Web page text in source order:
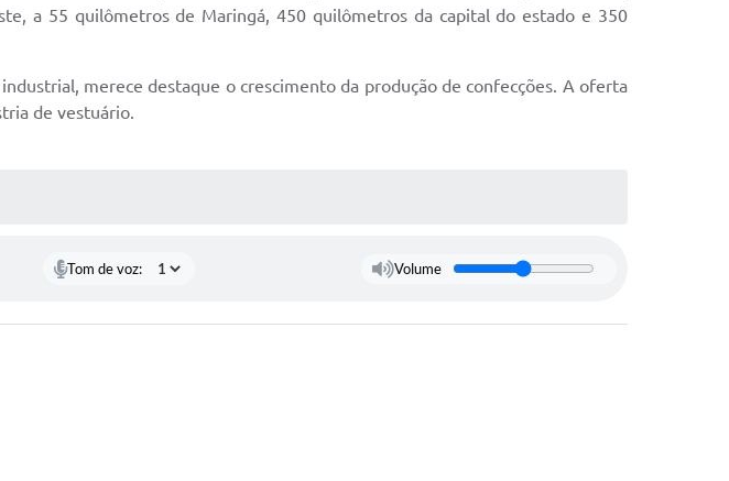
a 55 quilômetros de Maringá, 450 quilômetros da capital do estado e 350
merece destaque o crescimento da produção de confecções. A oferta
de vestuário.
Tom de voz: Volume